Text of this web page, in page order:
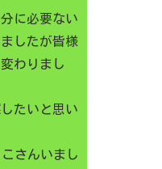
に必要ない
したが皆様
わりまし
たいと思い
さんいまし